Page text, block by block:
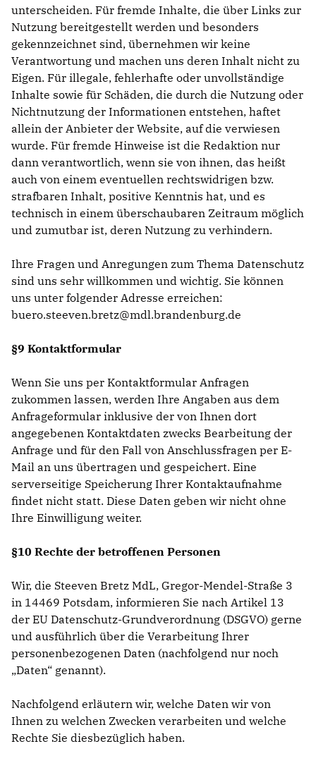
unterscheiden. Für fremde Inhalte, die über Links zur
Nutzung bereitgestellt werden und besonders
gekennzeichnet sind, übernehmen wir keine
Verantwortung und machen uns deren Inhalt nicht zu
Eigen. Für illegale, fehlerhafte oder unvollständige
Inhalte sowie für Schäden, die durch die Nutzung oder
Nichtnutzung der Informationen entstehen, haftet
allein der Anbieter der Website, auf die verwiesen
wurde. Für fremde Hinweise ist die Redaktion nur
dann verantwortlich, wenn sie von ihnen, das heißt
auch von einem eventuellen rechtswidrigen bzw.
strafbaren Inhalt, positive Kenntnis hat, und es
technisch in einem überschaubaren Zeitraum möglich
und zumutbar ist, deren Nutzung zu verhindern.
Ihre Fragen und Anregungen zum Thema Datenschutz
sind uns sehr willkommen und wichtig. Sie können
uns unter folgender Adresse erreichen:
buero.steeven.bretz@mdl.brandenburg.de
§9 Kontaktformular
Wenn Sie uns per Kontaktformular Anfragen
zukommen lassen, werden Ihre Angaben aus dem
Anfrageformular inklusive der von Ihnen dort
angegebenen Kontaktdaten zwecks Bearbeitung der
Anfrage und für den Fall von Anschlussfragen per E-
Mail an uns übertragen und gespeichert. Eine
serverseitige Speicherung Ihrer Kontaktaufnahme
findet nicht statt. Diese Daten geben wir nicht ohne
Ihre Einwilligung weiter.
§10 Rechte der betroffenen Personen
Wir, die Steeven Bretz MdL, Gregor-Mendel-Straße 3
in 14469 Potsdam, informieren Sie nach Artikel 13
der EU Datenschutz-Grundverordnung (DSGVO) gerne
und ausführlich über die Verarbeitung Ihrer
personenbezogenen Daten (nachfolgend nur noch
Daten“ genannt).
Nachfolgend erläutern wir, welche Daten wir von
Ihnen zu welchen Zwecken verarbeiten und welche
Rechte Sie diesbezüglich haben.